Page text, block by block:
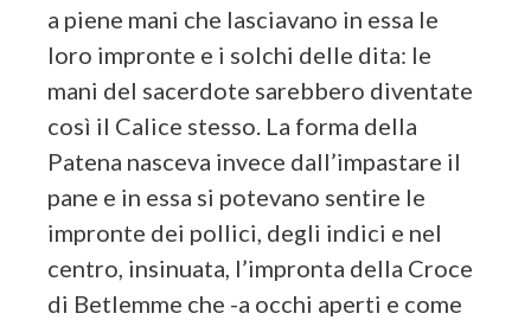
a piene mani che lasciavano in essa le
loro impronte e i solchi delle dita: le
mani del sacerdote sarebbero diventate
così il Calice stesso. La forma della
Patena nasceva invece dall’impastare il
pane e in essa si potevano sentire le
impronte dei pollici, degli indici e nel
centro, insinuata, l’impronta della Croce
di Betlemme che -a occhi aperti e come